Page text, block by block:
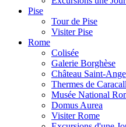
Pise
Tour de Pise
Visiter Pise
Rome
Colisée
Galerie Borghèse
Château Saint-Ange
Thermes de
Musée National
Domus Aurea
Visiter Rome